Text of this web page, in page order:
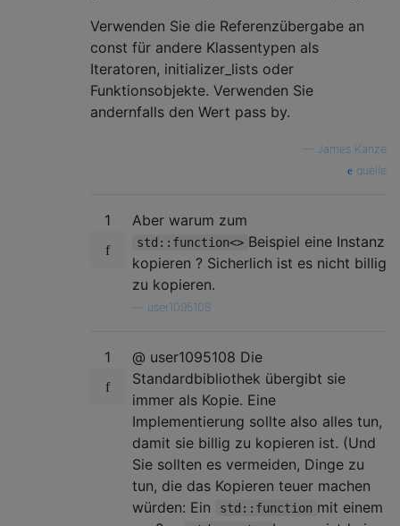
Verwenden Sie die Referenzübergabe an
const für andere Klassentypen als
Iteratoren, initializer_lists oder
Funktionsobjekte. Verwenden Sie
andernfalls den Wert pass by.
James Kanze
quelle
1 Aber warum zum
std::function<> Beispiel eine Instanz
kopieren ? Sicherlich ist es nicht billig
zu kopieren.
user1095108
1
@ user1095108 Die
Standardbibliothek übergibt sie
immer als Kopie. Eine
Implementierung sollte also alles tun,
damit sie billig zu kopieren ist. (Und
Sie sollten es vermeiden, Dinge zu
tun, die das Kopieren teuer machen
würden: Ein
std::function mit einem